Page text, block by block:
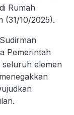
Rumah
(31/10/2025).
Pemerintah
elemen